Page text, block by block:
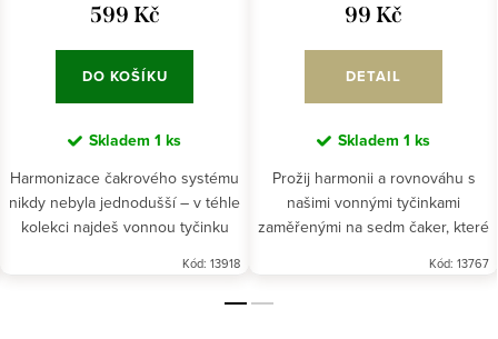
599 Kč
DO KOŠÍKU
Skladem 1 ks
Harmonizace čakrového systému
nikdy nebyla jednodušší – v téhle
kolekci najdeš vonnou tyčinku
Kód: 13918
99 Kč
DETAIL
Skladem 1 ks
Prožij harmonii a rovnováhu s
našimi vonnými tyčinkami
zaměřenými na sedm čaker, které
Kód: 13767